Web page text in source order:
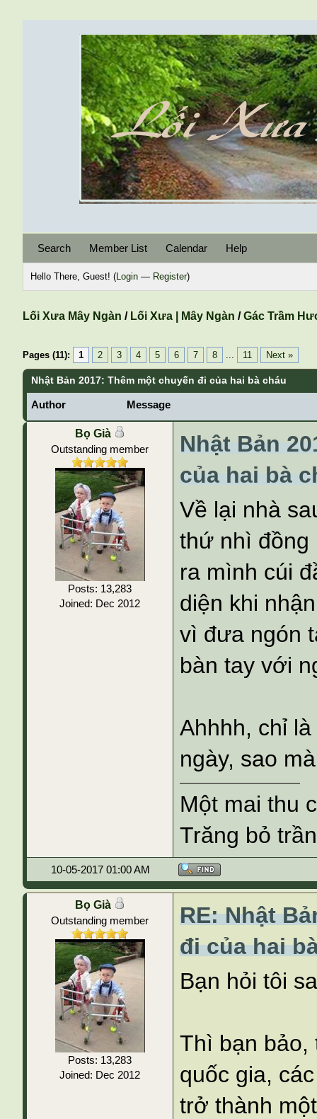
Search Member List Calendar Help
Hello There, Guest! (Login — Register)
Lối Xưa Mây Ngàn / Lối Xưa | Mây Ngàn /Gác Trầm
Pages (11): 1 2 3 4 5 6 7 8 ... 11 Next »
Nhật Bản 2017: Thêm một chuyến đi của hai bà cháu
Author Message
Bọ Già
Outstanding member
Posts: 13,283
Joined: Dec 2012
Nhật Bản
của hai bà
Về lại nhà
thứ nhì đồng
ra mình cúi
diện khi
vì đưa ngón
bàn tay với
Ahhhh, chỉ
ngày, sao
Một mai thu
Trăng bỏ
10-05-2017 01:00 AM
Bọ Già
Outstanding member
Posts: 13,283
Joined: Dec 2012
RE: Nhật
đi của hai
Bạn hỏi tôi
Thì bạn bảo,
quốc gia,
trở thành